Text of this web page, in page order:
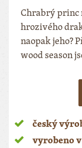
Chrabrý princ
hrozivého
naopak jeho?
wood season
český
vyrobeno